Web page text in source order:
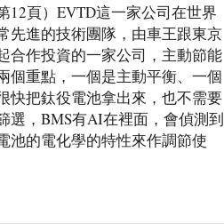
12頁）EVTD這一家公司在世界
先進的技術團隊，由車王跟東京
合作投資的一家公司，主動節能
個重點，一個是主動平衡、一個
快把鈦役電池拿出來，也不需要
選，BMS有AI在裡面，會偵測到
池的電化學的特性來作調節使